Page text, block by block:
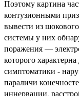
Поэтому картина
контузионными
вывести из
системы у них
поражения —
которого
симптоматики -
параличи
иннервации,